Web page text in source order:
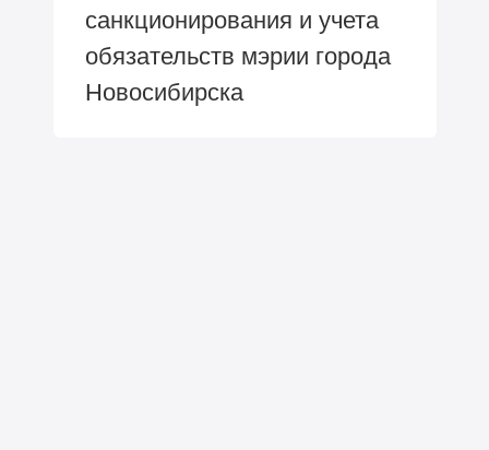
санкционирования и учета
обязательств мэрии города
Новосибирска